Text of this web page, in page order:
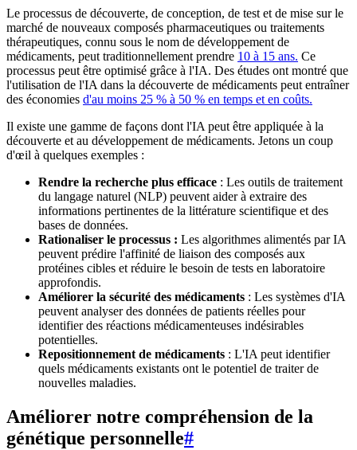
Le processus de découverte, de conception, de test et de mise sur le
marché de nouveaux composés pharmaceutiques ou traitements
thérapeutiques, connu sous le nom de développement de
médicaments, peut traditionnellement prendre 10 à 15 ans. Ce
processus peut être optimisé grâce à l'IA. Des études ont montré que
l'utilisation de l'IA dans la découverte de médicaments peut entraîner
des économies d'au moins 25 % à 50 % en temps et en coûts.
Il existe une gamme de façons dont l'IA peut être appliquée à la
découverte et au développement de médicaments. Jetons un coup
d'œil à quelques exemples :
Rendre la recherche plus efficace : Les outils de traitement
du langage naturel (NLP) peuvent aider à extraire des
informations pertinentes de la littérature scientifique et des
bases de données.
Rationaliser le processus : Les algorithmes alimentés par IA
peuvent prédire l'affinité de liaison des composés aux
protéines cibles et réduire le besoin de tests en laboratoire
approfondis.
Améliorer la sécurité des médicaments : Les systèmes d'IA
peuvent analyser des données de patients réelles pour
identifier des réactions médicamenteuses indésirables
potentielles.
Repositionnement de médicaments : L'IA peut identifier
quels médicaments existants ont le potentiel de traiter de
nouvelles maladies.
Améliorer notre compréhension de la
génétique personnelle#